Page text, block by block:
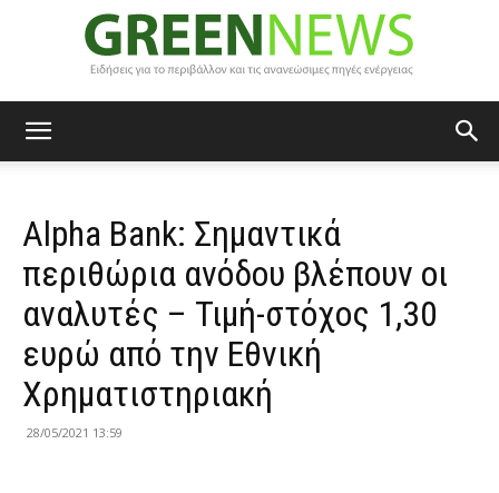
News
Alpha Bank: Σημαντικά
περιθώρια ανόδου βλέπουν οι
αναλυτές – Τιμή-στόχος 1,30
ευρώ από την Εθνική
Χρηματιστηριακή
28/05/2021 13:59